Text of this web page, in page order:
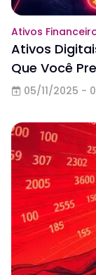
Ativos
Ativos
Que Você
05/11/2025 -